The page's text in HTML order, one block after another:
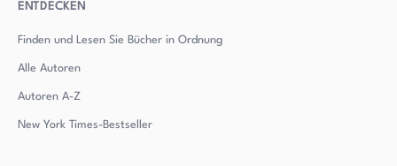
ENTDECKEN
Finden und Lesen Sie Bücher in Ordnung
Alle Autoren
Autoren A-Z
New York Times-Bestseller